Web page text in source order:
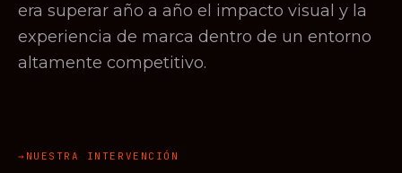
era superar año a año el impacto visual y la
experiencia de marca dentro de un entorno
altamente competitivo.
NUESTRA INTERVENCIÓN